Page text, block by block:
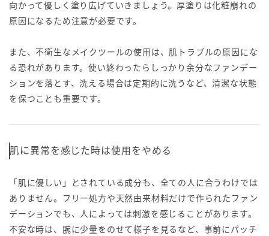
向かって優しく塗り広げていきましょう。厚塗りは化粧崩れの
原因になるため注意が必要です。
また、不衛生なメイクツールの使用は、肌トラブルの原因にな
る恐れがあります。使い終わったらしっかり余分なファンデー
ションを落とす、洗える場合は定期的に洗うなど、清潔な状態
を保つことも重要です。
肌に異常を感じた時は使用をやめる
「肌に優しい」とされている成分も、全ての人に合うわけでは
ありません。フリー処方や天然由来材料だけで作られたファン
デーションでも、人によっては刺激を感じることがあります。
不安な時は、腕に少量をのせて様子を見るなど、事前にパッチ